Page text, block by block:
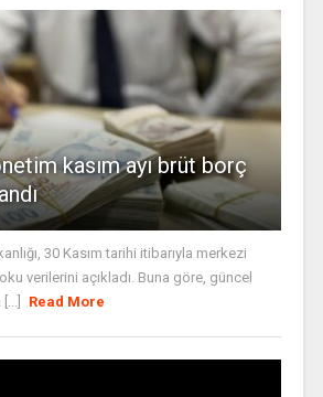
kasım ayı brüt borç
30 Kasım tarihi itibarıyla merkezi
verilerini açıkladı. Buna göre, güncel
Read More